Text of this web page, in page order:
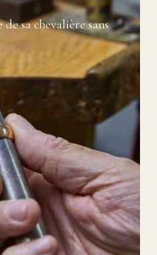
sa chevalière sans